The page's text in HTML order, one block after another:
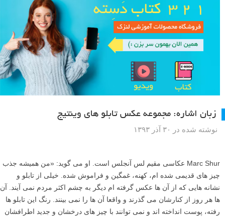
زبان اشاره: مجموعه عکس تابلو های وینتیج
نوشته شده در ۳۰ آذر ۱۳۹۳
Marc Shur عکاسی مقیم لس آنجلس است. او می گوید: «من همیشه جذب
چیز های قدیمی شده ام، کهنه، غمگین و فراموش شده. خیلی از تابلو و
نشانه هایی که از آن ها عکس گرفته ام دیگر به چشم اکثر مردم نمی آیند. آن
ها هر روز از کنارشان می گذرند و واقعا آن ها را نمی بینند. رنگ این تابلو ها
رفته، پوست انداخته اند و نمی توانند با چیز های درخشان و جدید اطرافشان